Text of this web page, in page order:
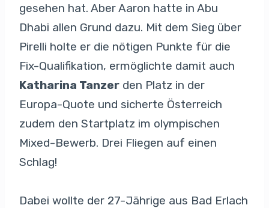
gesehen hat. Aber Aaron hatte in Abu
Dhabi allen Grund dazu. Mit dem Sieg über
Pirelli holte er die nötigen Punkte für die
Fix-Qualifikation, ermöglichte damit auch
Katharina Tanzer den Platz in der
Europa-Quote und sicherte Österreich
zudem den Startplatz im olympischen
Mixed-Bewerb. Drei Fliegen auf einen
Schlag!
Dabei wollte der 27-Jährige aus Bad Erlach